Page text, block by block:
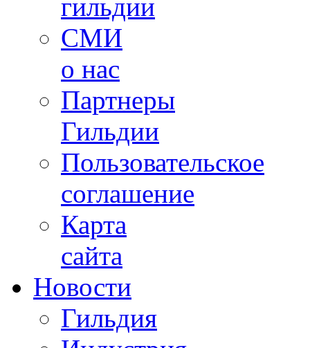
гильдии
СМИ
о нас
Партнеры
Гильдии
Пользовательское
соглашение
Карта
сайта
Новости
Гильдия